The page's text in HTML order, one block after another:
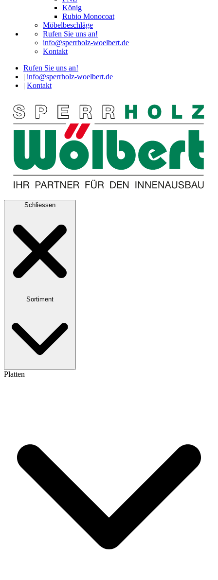
König
Rubio Monocoat
Möbelbeschläge
Rufen Sie uns an!
info@sperrholz-woelbert.de
Kontakt
Rufen Sie uns an!
info@sperrholz-woelbert.de
Kontakt
Schliessen
Sortiment
Platten